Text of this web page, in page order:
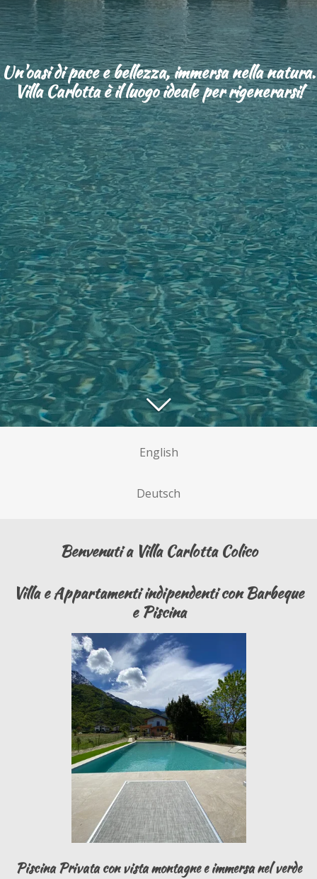
Un'oasi di pace e bellezza, immersa nella natura.
Villa Carlotta è il luogo ideale per rigenerarsi!
English
Deutsch
Benvenuti a Villa Carlotta Colico
Villa e Appartamenti indipendenti con Barbeque
e Piscina
Piscina Privata con vista montagne e immersa nel verde